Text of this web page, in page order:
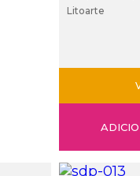
Litoarte